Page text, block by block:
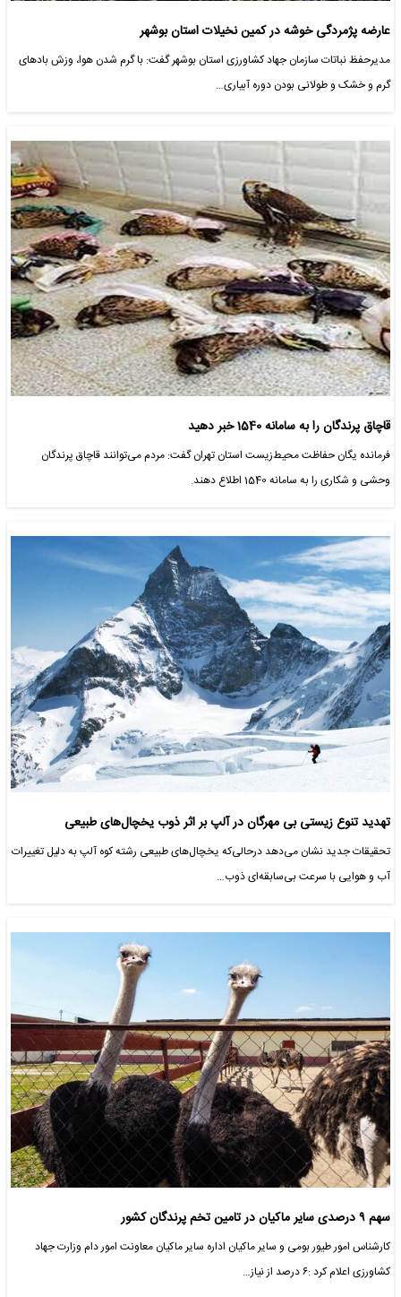
عارضه پژمردگی خوشه در کمین نخیلات استان بوشهر
مدیرحفظ نباتات سازمان جهاد کشاورزی استان بوشهر گفت: با گرم شدن هوا، وزش بادهای
گرم و خشک و طولانی بودن دوره آبیاری…
قاچاق پرندگان را به سامانه 1540 خبر دهید
فرمانده یگان حفاظت محیط‌زیست استان تهران گفت: مردم می‌توانند قاچاق پرندگان
وحشی و شکاری را به سامانه 1540 اطلاع دهند.
تهدید تنوع زیستی بی مهرگان در آلپ بر اثر ذوب یخچال‌های طبیعی
تحقیقات جدید نشان می‌دهد درحالی‌که یخچال‌های طبیعی رشته کوه آلپ به دلیل تغییرات
آب و هوایی با سرعت بی‌سابقه‌ای ذوب…
سهم ۹ درصدی سایر ماکیان در تامین تخم پرندگان کشور
کارشناس امور طیور بومی و سایر ماکیان اداره سایر ماکیان معاونت امور دام وزارت جهاد
کشاورزی اعلام کرد :۶ درصد از نیاز…